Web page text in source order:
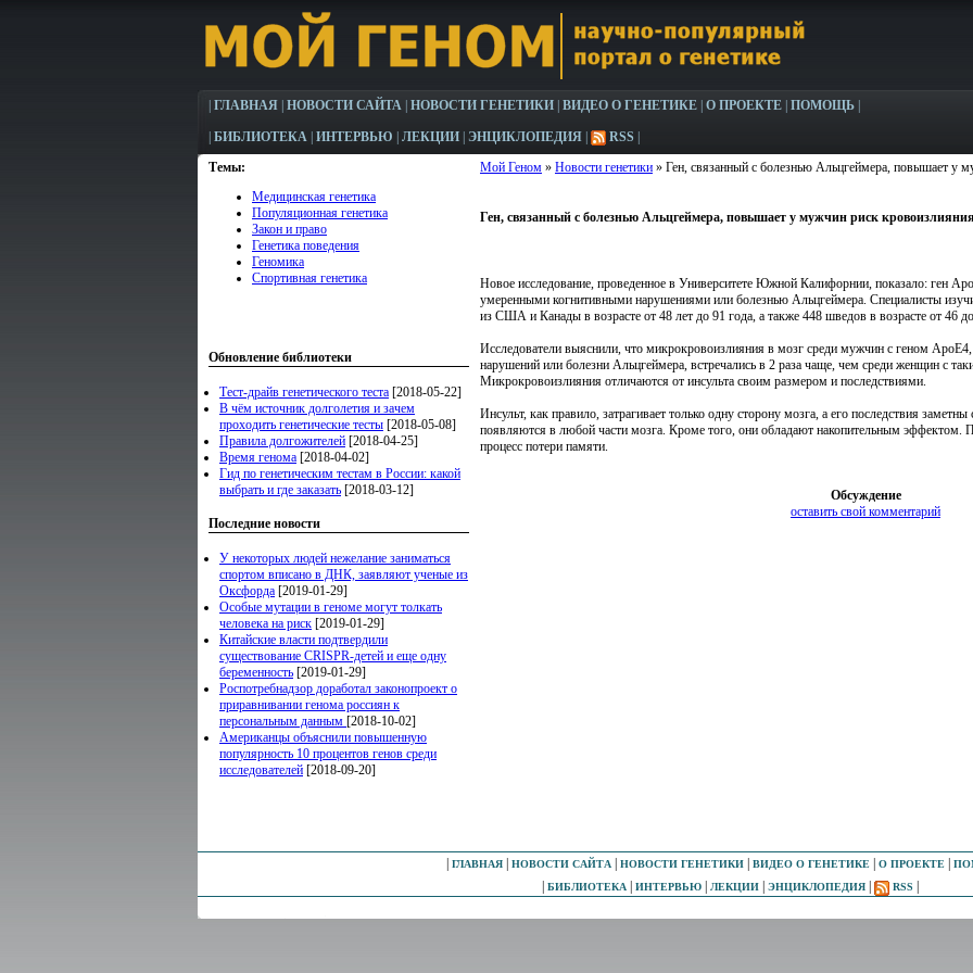
ГЛАВНАЯ НОВОСТИ САЙТА НОВОСТИ ГЕНЕТИКИ ВИДЕО О ГЕНЕТИКЕ О ПРОЕКТЕ ПОМОЩЬ
БИБЛИОТЕКА ИНТЕРВЬЮ ЛЕКЦИИ ЭНЦИКЛОПЕДИЯ RSS
Темы:
Медицинская генетика
Популяционная генетика
Закон и право
Генетика поведения
Геномика
Спортивная генетика
Обновление библиотеки
Тест-драйв генетического теста [2018-05-22]
В чём источник долголетия и зачем
проходить генетические тесты [2018-05-08]
Правила долгожителей [2018-04-25]
Время генома [2018-04-02]
Гид по генетическим тестам в России: какой
выбрать и где заказать [2018-03-12]
Последние новости
У некоторых людей нежелание заниматься
спортом вписано в ДНК, заявляют ученые из
Оксфорда [2019-01-29]
Особые мутации в геноме могут толкать
человека на риск [2019-01-29]
Китайские власти подтвердили
существование CRISPR-детей и еще одну
беременность [2019-01-29]
Роспотребнадзор доработал законопроект о
приравнивании генома россиян к
персональным данным [2018-10-02]
Американцы объяснили повышенную
популярность 10 процентов генов среди
исследователей [2018-09-20]
Мой Геном » Новости генетики » Ген, связанный с болезнью Альцгеймера, повышает у
Ген, связанный с болезнью Альцгеймера, повышает у мужчин риск
Новое исследование, проведенное в Университете Южной Калифорнии, показало: ген
умеренными когнитивными нарушениями или болезнью Альцгеймера. Специалисты
из США и Канады в возрасте от 48 лет до 91 года, а также 448 шведов в возрасте от 46
Исследователи выяснили, что микрокровоизлияния в мозг среди мужчин с геном
нарушений или болезни Альцгеймера, встречались в 2 раза чаще, чем среди женщин с
Микрокровоизлияния отличаются от инсульта своим размером и последствиями.
Инсульт, как правило, затрагивает только одну сторону мозга, а его последствия
появляются в любой части мозга. Кроме того, они обладают накопительным
процесс потери памяти.
Обсуждение
оставить свой комментарий
ГЛАВНАЯ| НОВОСТИ САЙТА| НОВОСТИ ГЕНЕТИКИ| ВИДЕО О ГЕНЕТИКЕ| О ПРОЕКТЕ|
БИБЛИОТЕКА| ИНТЕРВЬЮ| ЛЕКЦИИ| ЭНЦИКЛОПЕДИЯ| RSS